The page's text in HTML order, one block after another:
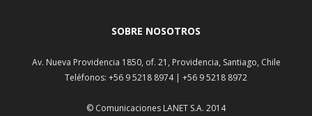
SOBRE NOSOTROS
Av. Nueva Providencia 1850, of. 21, Providencia, Santiago, Chile
Teléfonos: +56 9 5218 8974 | +56 9 5218 8972
© Comunicaciones LANET S.A. 2014